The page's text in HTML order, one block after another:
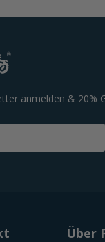
anmelden & 20%
Über